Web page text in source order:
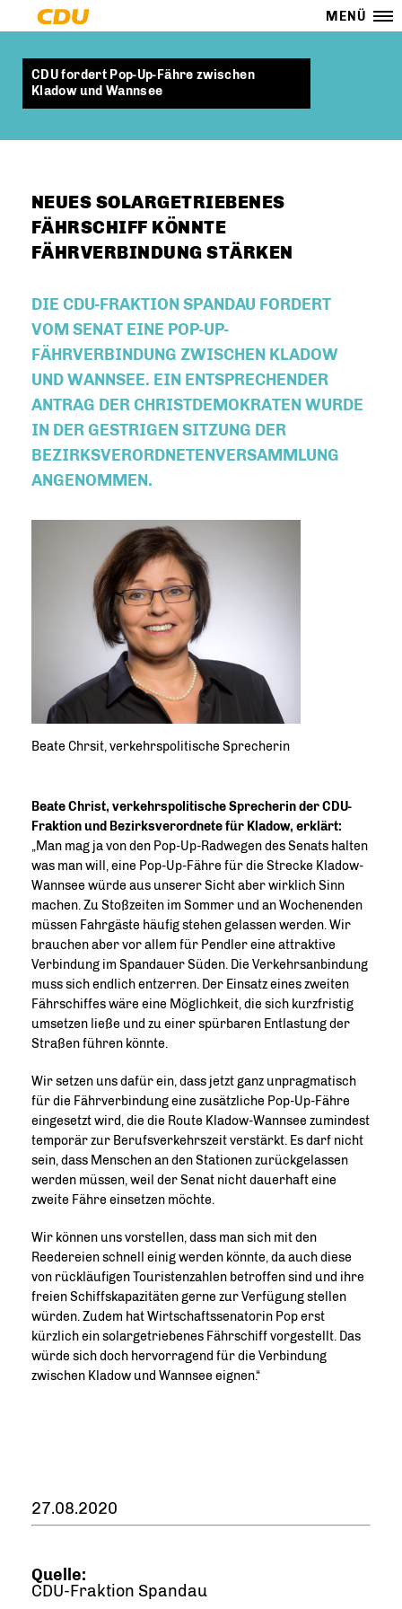
MENÜ
CDU fordert Pop-Up-Fähre zwischen
Kladow und Wannsee
NEUES SOLARGETRIEBENES
FÄHRSCHIFF KÖNNTE
FÄHRVERBINDUNG STÄRKEN
DIE CDU-FRAKTION SPANDAU FORDERT
VOM SENAT EINE POP-UP-
FÄHRVERBINDUNG ZWISCHEN KLADOW
UND WANNSEE. EIN ENTSPRECHENDER
ANTRAG DER CHRISTDEMOKRATEN WURDE
IN DER GESTRIGEN SITZUNG DER
BEZIRKSVERORDNETENVERSAMMLUNG
ANGENOMMEN.
Beate Chrsit, verkehrspolitische Sprecherin
Beate Christ, verkehrspolitische Sprecherin der CDU-
Fraktion und Bezirksverordnete für Kladow, erklärt:
Man mag ja von den Pop-Up-Radwegen des Senats halten
was man will, eine Pop-Up-Fähre für die Strecke Kladow-
Wannsee würde aus unserer Sicht aber wirklich Sinn
machen. Zu Stoßzeiten im Sommer und an Wochenenden
müssen Fahrgäste häufig stehen gelassen werden. Wir
brauchen aber vor allem für Pendler eine attraktive
Verbindung im Spandauer Süden. Die Verkehrsanbindung
muss sich endlich entzerren. Der Einsatz eines zweiten
Fährschiffes wäre eine Möglichkeit, die sich kurzfristig
umsetzen ließe und zu einer spürbaren Entlastung der
Straßen führen könnte.
Wir setzen uns dafür ein, dass jetzt ganz unpragmatisch
für die Fährverbindung eine zusätzliche Pop-Up-Fähre
eingesetzt wird, die die Route Kladow-Wannsee zumindest
temporär zur Berufsverkehrszeit verstärkt. Es darf nicht
sein, dass Menschen an den Stationen zurückgelassen
werden müssen, weil der Senat nicht dauerhaft eine
zweite Fähre einsetzen möchte.
Wir können uns vorstellen, dass man sich mit den
Reedereien schnell einig werden könnte, da auch diese
von rückläufigen Touristenzahlen betroffen sind und ihre
freien Schiffskapazitäten gerne zur Verfügung stellen
würden. Zudem hat Wirtschaftssenatorin Pop erst
kürzlich ein solargetriebenes Fährschiff vorgestellt. Das
würde sich doch hervorragend für die Verbindung
zwischen Kladow und Wannsee eignen.“
27.08.2020
Quelle:
CDU-Fraktion Spandau